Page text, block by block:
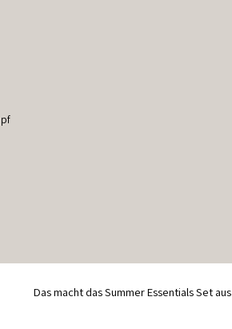
Das macht das Summer Essentials Set aus